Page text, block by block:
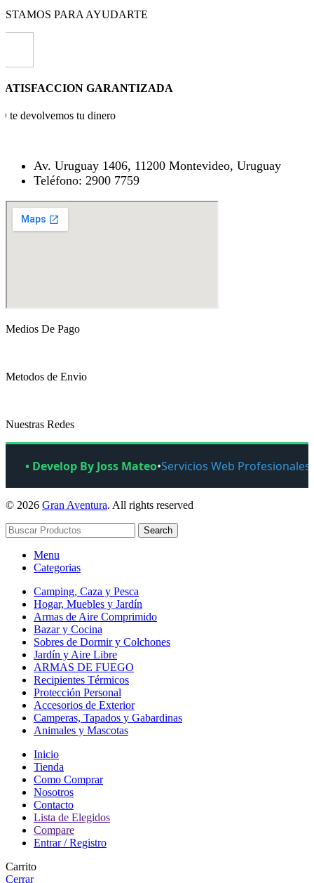
PARA AYUDARTE
GARANTIZADA
te devolvemos tu dinero
Av. Uruguay 1406, 11200 Montevideo, Uruguay
Teléfono: 2900 7759
Medios De Pago
Metodos de Envio
Nuestras Redes
• Develop By Joss Mateo•Servicios Web Profesionales
© 2026 Gran Aventura. All rights reserved
Search
Menu
Categorias
Camping, Caza y Pesca
Hogar, Muebles y Jardín
Armas de Aire Comprimido
Bazar y Cocina
Sobres de Dormir y Colchones
Jardín y Aire Libre
ARMAS DE FUEGO
Recipientes Térmicos
Protección Personal
Accesorios de Exterior
Camperas, Tapados y Gabardinas
Animales y Mascotas
Inicio
Tienda
Como Comprar
Nosotros
Contacto
Lista de Elegidos
Compare
Entrar / Registro
Carrito
Cerrar